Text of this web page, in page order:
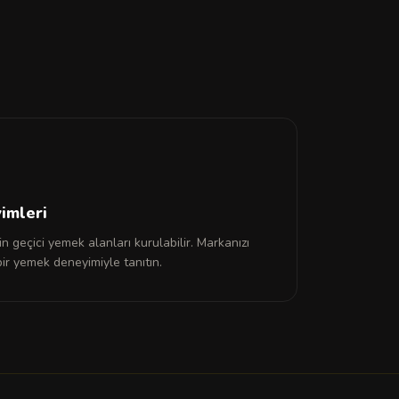
geçici yemek alanları kurulabilir. Markanızı
yemek deneyimiyle tanıtın.